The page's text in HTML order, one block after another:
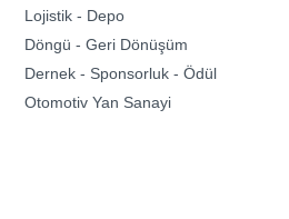
Lojistik - Depo
Döngü - Geri Dönüşüm
Dernek - Sponsorluk - Ödül
Otomotiv Yan Sanayi